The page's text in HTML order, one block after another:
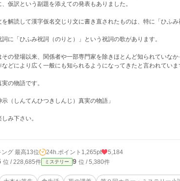
仮訳という副題を添えての発表もありました。
解読して漢字仮名交じり文に書き直されたものは、特に「ひふみ
に「ひふみ祝詞（のりと）」という祝詞の歌があります。
の登場以来、関係者や一部専門家を除きほとんど知られていな
などにより広く一般にも知られるようになってきたと言われていま
の物語です。
示（しんてんひつきしんじ）真実の物語」
み下さい。
ング 最高13位 24h.ポイント 1,265pt 5,184
位 / 228,685件 ミステリー 9 位 / 5,380件